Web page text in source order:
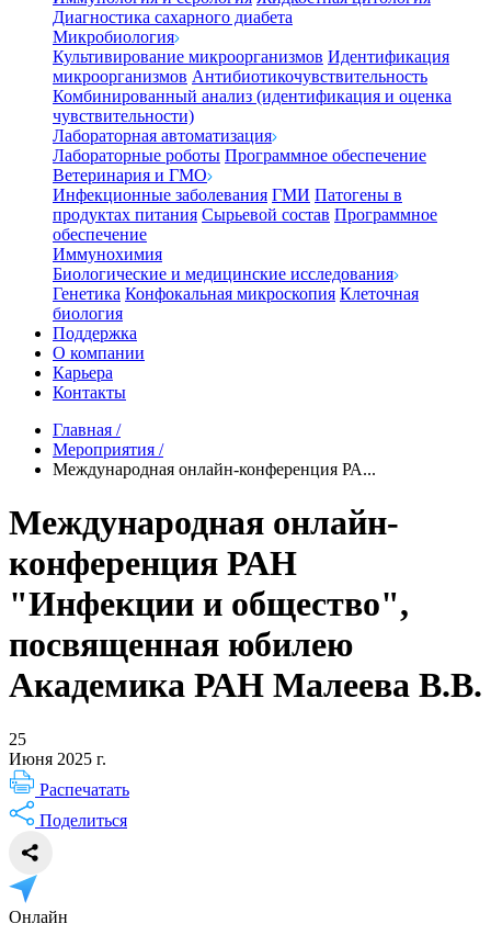
Диагностика сахарного диабета
Микробиология
Культивирование микроорганизмов Идентификация
микроорганизмов Антибиотикочувствительность
Комбинированный анализ (идентификация и оценка
чувствительности)
Лабораторная автоматизация
Лабораторные роботы Программное обеспечение
Ветеринария и ГМО
Инфекционные заболевания ГМИ Патогены в
продуктах питания Сырьевой состав Программное
обеспечение
Иммунохимия
Биологические и медицинские исследования
Генетика Конфокальная микроскопия Клеточная
биология
Поддержка
О компании
Карьера
Контакты
Главная /
Мероприятия /
Международная онлайн-конференция РА...
Международная онлайн-
конференция РАН
"Инфекции и общество",
посвященная юбилею
Академика РАН Малеева В.В.
25
Июня 2025 г.
Распечатать
Поделиться
Онлайн